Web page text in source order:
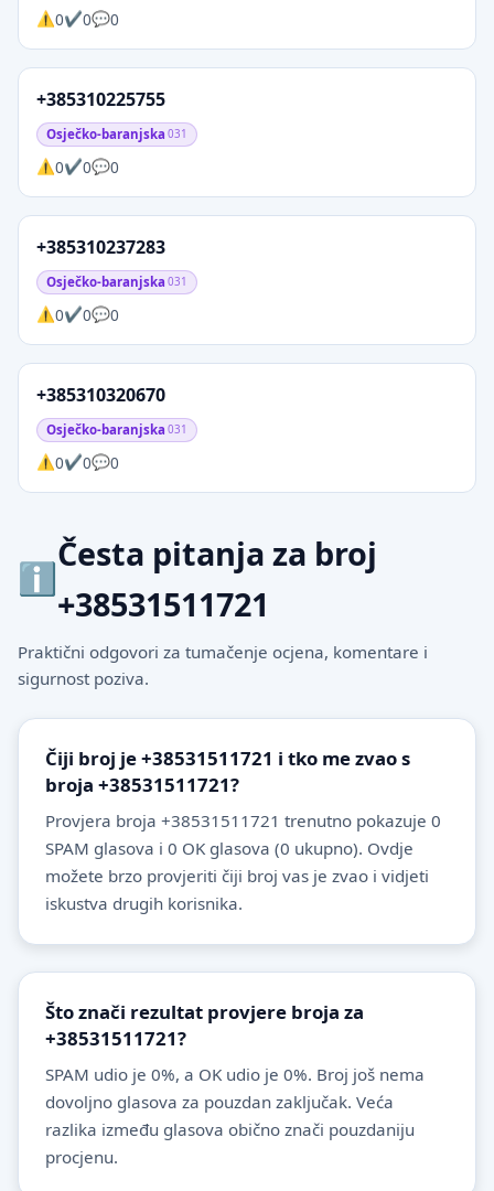
0 0 0
+385310225755
Osječko-baranjska 031
0 0 0
+385310237283
Osječko-baranjska 031
0 0 0
+385310320670
Osječko-baranjska 031
0 0 0
Česta pitanja za broj
+38531511721
Praktični odgovori za tumačenje ocjena, komentare i
sigurnost poziva.
Čiji broj je +38531511721 i tko me zvao s
broja +38531511721?
Provjera broja +38531511721 trenutno pokazuje 0
SPAM glasova i 0 OK glasova (0 ukupno). Ovdje
možete brzo provjeriti čiji broj vas je zvao i vidjeti
iskustva drugih korisnika.
Što znači rezultat provjere broja za
+38531511721?
SPAM udio je 0%, a OK udio je 0%. Broj još nema
dovoljno glasova za pouzdan zaključak. Veća
razlika između glasova obično znači pouzdaniju
procjenu.